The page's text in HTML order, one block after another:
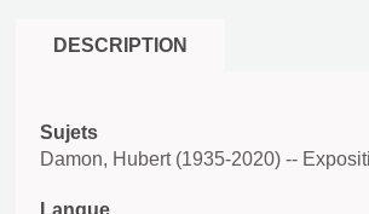
DESCRIPTION
Sujets
Damon, Hubert (1935-2020) --
Langue